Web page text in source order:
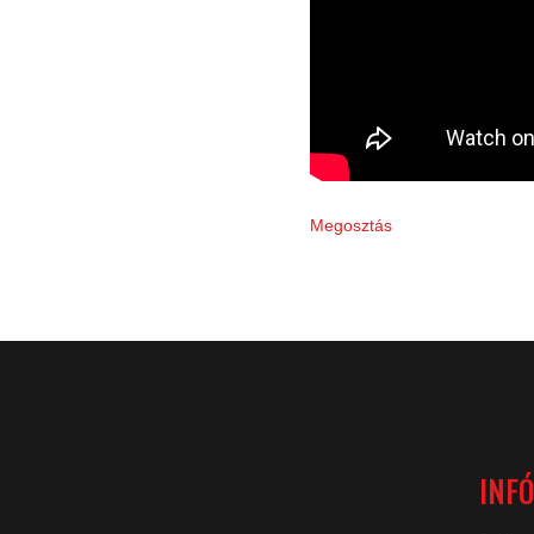
Megosztás
INFÓ